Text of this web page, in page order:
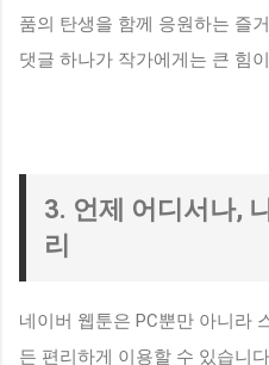
품의 탄생을 함께 응원하는 즐
댓글 하나가 작가에게는 큰 힘
3. 언제 어디서나,
리
네이버 웹툰은 PC뿐만 아니라
든 편리하게 이용할 수 있습니